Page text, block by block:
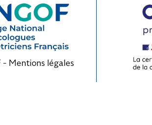
- Mentions légales